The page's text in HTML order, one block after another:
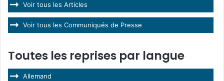
Voir tous les Articles
Voir tous les Communiqués de Presse
Toutes les reprises par langue
Allemand